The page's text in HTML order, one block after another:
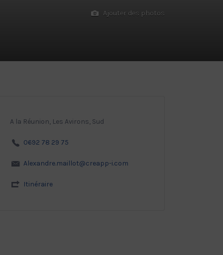
Ajouter des photos
A la Réunion, Les Avirons, Sud
0692 78 29 75
Alexandre.maillot@creapp-i.com
Itinéraire